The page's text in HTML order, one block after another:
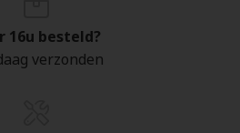
16u besteld?
verzonden